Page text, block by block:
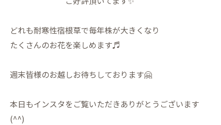
どれも耐寒性宿根草で毎年株が大きくなり
たくさんのお花を楽しめます♬
週末皆様のお越しお待ちしております🤗
本日もインスタをご覧いただきありがとうございます
(^^)